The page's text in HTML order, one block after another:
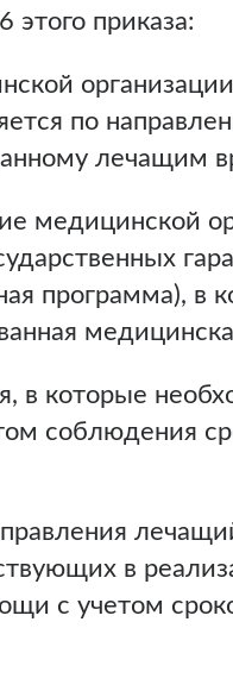
этого приказа:
по
лечащим
медицинской
программа), в
в которые
соблюдения
в
с учетом